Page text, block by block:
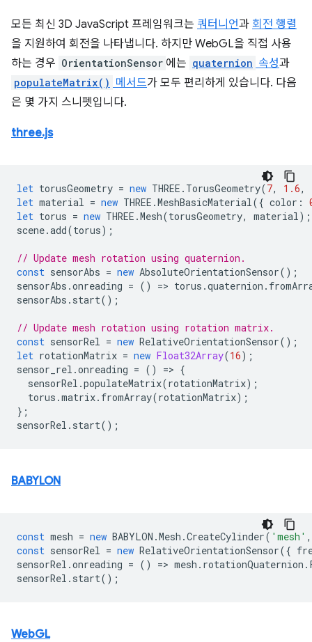
모든 최신 3D JavaScript 프레임워크는 쿼터니언과 회전 행렬
을 지원하여 회전을 나타냅니다. 하지만 WebGL을 직접 사용
하는 경우 OrientationSensor 에는 quaternion 속성과
populateMatrix() 메서드가 모두 편리하게 있습니다. 다음
은 몇 가지 스니펫입니다.
three.js
let torusGeometry = new THREE . TorusGeometry(7, 1.6,
let material = new THREE .MeshBasicMaterial({ color :
let torus = new THREE .Mesh(torusGeometry, material);
scene.add(torus);
// Update mesh rotation using quaternion.
const sensorAbs = new AbsoluteOrientationSensor();
sensorAbs .onreading = () => torus .quaternion .
sensorAbs . start();
// Update mesh rotation using rotation matrix.
const sensorRel = new RelativeOrientationSensor();
let rotationMatrix = new Float32Array(16);
sensor_rel .onreading = () => {
sensorRel .populateMatrix(rotationMatrix);
torus .matrix. fromArray(rotationMatrix);
};
sensorRel . start();
BABYLON
const mesh = new BABYLON .Mesh .CreateCylinder( 'mesh' ,
const sensorRel = new RelativeOrientationSensor({
sensorRel .onreading = () => mesh . rotationQuaternion .
sensorRel . start();
WebGL